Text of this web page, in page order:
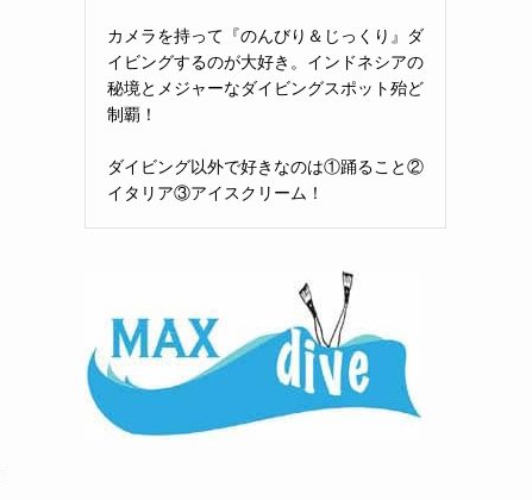
カメラを持って『のんびり＆じっくり』ダ
イビングするのが大好き。インドネシアの
秘境とメジャーなダイビングスポット殆ど
制覇！
ダイビング以外で好きなのは①踊ること②
イタリア③アイスクリーム！